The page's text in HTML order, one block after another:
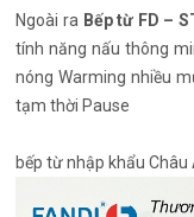
Ngoài ra Bếp từ FD –
tính năng nấu thông
nóng Warming nhiều
tạm thời Pause
bếp từ nhập khẩu Châu